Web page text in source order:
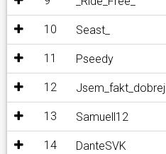
10 Seast_
11 Pseedy
12 Jsem_fakt_dobrej
13 Samuell12
14 DanteSVK